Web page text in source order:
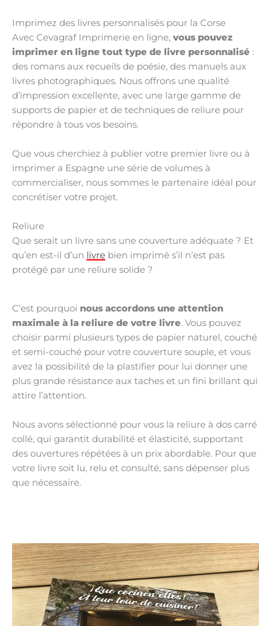
Imprimez des livres personnalisés pour la Corse
Avec Cevagraf Imprimerie en ligne, vous pouvez
imprimer en ligne tout type de livre personnalisé :
des romans aux recueils de poésie, des manuels aux
livres photographiques. Nous offrons une qualité
d’impression excellente, avec une large gamme de
supports de papier et de techniques de reliure pour
répondre à tous vos besoins.
Que vous cherchiez à publier votre premier livre ou à
imprimer a Espagne une série de volumes à
commercialiser, nous sommes le partenaire idéal pour
concrétiser votre projet.
Reliure
Que serait un livre sans une couverture adéquate ? Et
qu’en est-il d’un livre bien imprimé s’il n’est pas
protégé par une reliure solide ?
C’est pourquoi nous accordons une attention
maximale à la reliure de votre livre. Vous pouvez
choisir parmi plusieurs types de papier naturel, couché
et semi-couché pour votre couverture souple, et vous
avez la possibilité de la plastifier pour lui donner une
plus grande résistance aux taches et un fini brillant qui
attire l’attention.
Nous avons sélectionné pour vous la reliure à dos carré
collé, qui garantit durabilité et élasticité, supportant
des ouvertures répétées à un prix abordable. Pour que
votre livre soit lu, relu et consulté, sans dépenser plus
que nécessaire.